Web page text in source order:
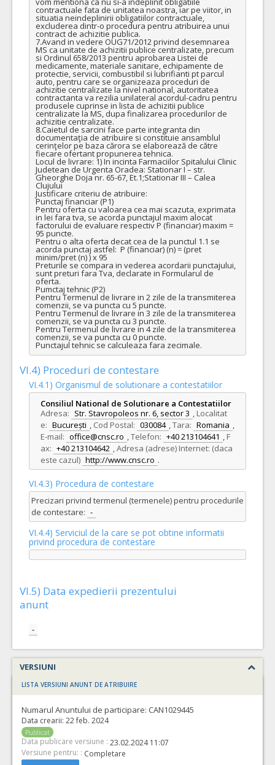
contractuale fata de unitatea noastra, iar pe viitor, in
situatia neindeplinirii obligatiilor contractuale,
excluderea dintr-o procedura pentru atribuirea unui
contract de achizitie publica.
7.Avand in vedere OUG71/2012 privind desemnarea
MS ca unitate de achizitii publice centralizate, precum
si Ordinul 658/2013 pentru aprobarea Listei de
medicamente, materiale sanitare, echipamente de
protectie, servicii, combustibil si lubrifianti pt parcul
auto, pentru care se organizeaza proceduri de
achizitie centralizate la nivel national, autoritatea
contractanta va rezilia unilateral acordul-cadru pentru
produsele cuprinse in lista de achizitii publice
centralizate la MS, dupa finalizarea procedurilor de
achizitie centralizate.
8.Caietul de sarcini face parte integranta din
documentaţia de atribuire si constituie ansamblul
cerinţelor pe baza cărora se elaborează de către
fiecare ofertant propunerea tehnica.
Locul de livrare: 1) In incinta Farmaciilor Spitalului Clinic
Judetean de Urgenta Oradea: Stationar I – str.
Gheorghe Doja nr. 65-67, Et.1;Stationar III – Calea
Clujului
Justificare criteriu de atribuire:
Punctaj financiar (P1)
Pentru oferta cu valoarea cea mai scazuta, exprimata
in lei fara tva, se acorda punctajul maxim alocat
factorului de evaluare respectiv P (financiar) maxim =
95 puncte.
Pentru o alta oferta decat cea de la punctul 1.1 se
acorda punctaj astfel:  P (financiar) (n) = (pret
minim/pret (n) ) x 95
Preturile se compara in vederea acordarii punctajului,
sunt preturi fara Tva, declarate in Formularul de
oferta.
Pumctaj tehnic (P2)
Pentru Termenul de livrare in 2 zile de la transmiterea
comenzii, se va puncta cu 5 puncte.
Pentru Termenul de livrare in 3 zile de la transmiterea
comenzii, se va puncta cu 3 puncte.
Pentru Termenul de livrare in 4 zile de la transmiterea
comenzii, se va puncta cu 0 puncte.
Punctajul tehnic se calculeaza fara zecimale.
VI.4) Proceduri de contestare
VI.4.1) Organismul de solutionare a contestatiilor
Consiliul National de Solutionare a Contestatiilor
Adresa: Str. Stavropoleos nr. 6, sector 3 , Localitat
e: București , Cod Postal: 030084 ,Tara: Romania ,
E-mail: office@cnsc.ro ,Telefon: +40 213104641 , F
ax: +40 213104642 ,Adresa (adrese) Internet: (daca
este cazul) http://www.cnsc.ro .
VI.4.3) Procedura de contestare
Precizari privind termenul (termenele) pentru procedurile
de contestare: -
VI.4.4) Serviciul de la care se pot obtine informatii
privind procedura de contestare
VI.5) Data expedierii prezentului
anunt
-
VERSIUNI
LISTA VERSIUNI ANUNT DE ATRIBUIRE
Numarul Anuntului de participare: CAN1029445
Data crearii: 22 feb. 2024
Publicat
Data publicare versiune : 23.02.2024 11:07
Versiune pentru: : Completare